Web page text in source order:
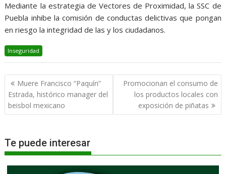
Mediante la estrategia de Vectores de Proximidad, la SSC de
Puebla inhibe la comisión de conductas delictivas que pongan
en riesgo la integridad de las y los ciudadanos.
Inseguridad
Navegación
de
entradas
Muere Francisco “Paquín”
Estrada, histórico manager del
beisbol mexicano
Promocionan el consumo de
los productos locales con
exposición de piñatas
Te puede interesar